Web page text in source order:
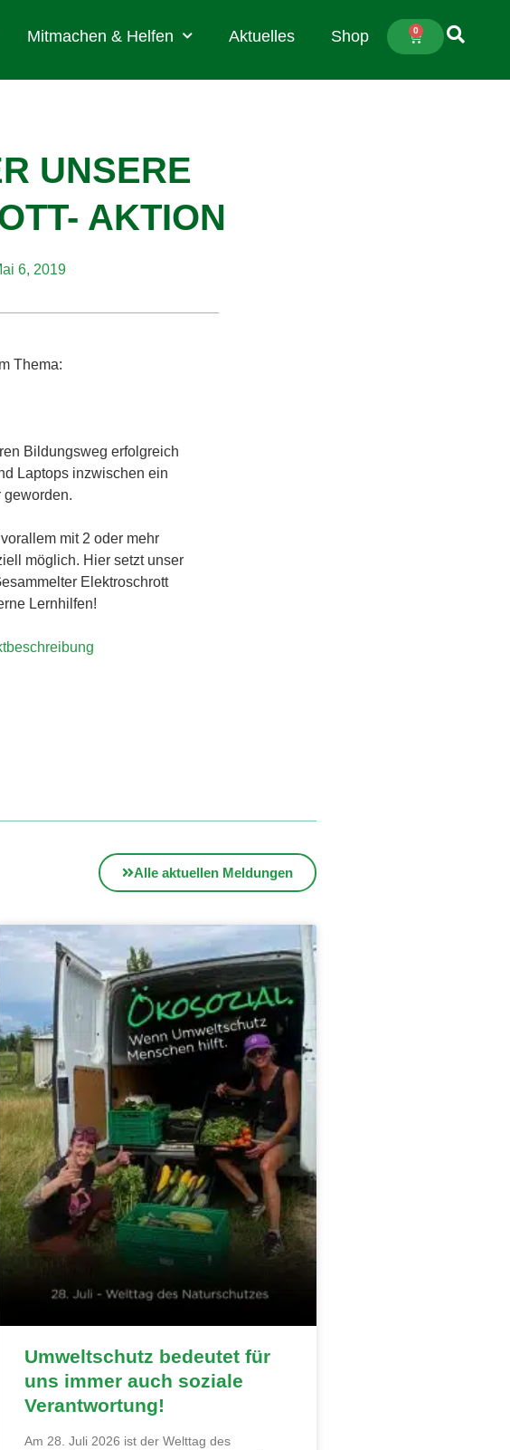
Mitmachen & Helfen Aktuelles Shop 0
UNSERE
AKTION
6, 2019
Thema:
Bildungsweg erfolgreich
Laptops inzwischen ein
geworden.
mit 2 oder mehr
möglich. Hier setzt unser
Elektroschrott
Lernhilfen!
Alle aktuellen Meldungen
Umweltschutz bedeutet für
uns immer auch soziale
Verantwortung!
Am 28. Juli 2026 ist der Welttag des